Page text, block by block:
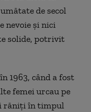
de secol
nevoie și nici
solide, potrivit
1963, când a fost
femei urcau pe
răniți în timpul